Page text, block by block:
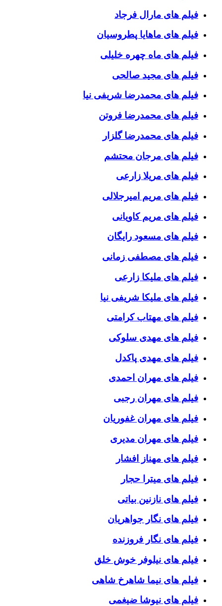
فیلم های مارال فرجاد
فیلم های ماهایا پطروسیان
فیلم های ماه چهره خلیلی
فیلم های مجید صالحی
فیلم های محمدرضا شریفی نیا
فیلم های محمدرضا فروتن
فیلم های محمدرضا گلزار
فیلم های مرجان محتشم
فیلم های مریلا زارعی
فیلم های مریم امیرجلالی
فیلم های مریم کاویانی
فیلم های مسعود رایگان
فیلم های مصطفی زمانی
فیلم های ملیکا زارعی
فیلم های ملیکا شریفی نیا
فیلم های مهتاب کرامتی
فیلم های مهدی سلوکی
فیلم های مهدی پاکدل
فیلم های مهران احمدی
فیلم های مهران رجبی
فیلم های مهران غفوریان
فیلم های مهران مدیری
فیلم های مهناز افشار
فیلم های میترا حجار
فیلم های نازنین بیاتی
فیلم های نگار جواهریان
فیلم های نگار فروزنده
فیلم های نیلوفر خوش خلق
فیلم های نیما شاهرخ شاهی
فیلم های نیوشا ضیغمی